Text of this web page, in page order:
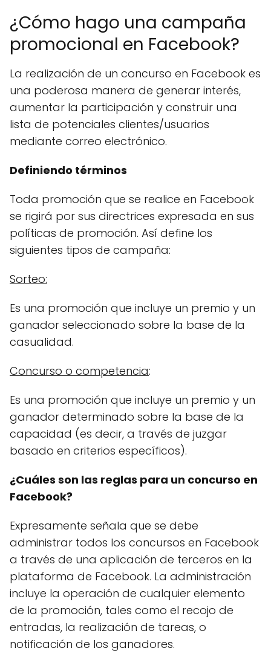
¿Cómo hago una campaña
promocional en Facebook?
La realización de un concurso en Facebook es
una poderosa manera de generar interés,
aumentar la participación y construir una
lista de potenciales clientes/usuarios
mediante correo electrónico.
Definiendo términos
Toda promoción que se realice en Facebook
se rigirá por sus directrices expresada en sus
políticas de promoción. Así define los
siguientes tipos de campaña:
Sorteo:
Es una promoción que incluye un premio y un
ganador seleccionado sobre la base de la
casualidad.
Concurso o competencia:
Es una promoción que incluye un premio y un
ganador determinado sobre la base de la
capacidad (es decir, a través de juzgar
basado en criterios específicos).
¿Cuáles son las reglas para un concurso en
Facebook?
Expresamente señala que se debe
administrar todos los concursos en Facebook
a través de una aplicación de terceros en la
plataforma de Facebook. La administración
incluye la operación de cualquier elemento
de la promoción, tales como el recojo de
entradas, la realización de tareas, o
notificación de los ganadores.